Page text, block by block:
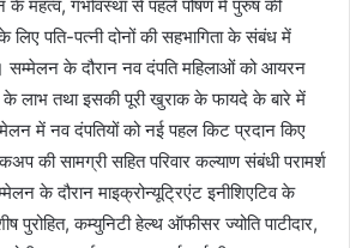
के महत्व, गर्भावस्था से पहले पोषण में पुरुष की
लिए पति-पत्नी दोनों की सहभागिता के संबंध में
सम्मेलन के दौरान नव दंपति महिलाओं को आयरन
लाभ तथा इसकी पूरी खुराक के फायदे के बारे में
में नव दंपतियों को नई पहल किट प्रदान किए
की सामग्री सहित परिवार कल्याण संबंधी परामर्श
के दौरान माइक्रोन्यूट्रिएंट इनीशिएटिव के
पुरोहित, कम्युनिटी हेल्थ ऑफीसर ज्योति पाटीदार,